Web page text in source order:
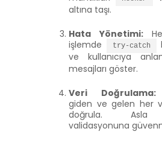
altına taşı.
Hata Yönetimi:
işlemde
try-catch
ve kullanıcıya
mesajları göster.
Veri Doğrulama:
giden ve gelen her
doğrula. Asla
validasyonuna